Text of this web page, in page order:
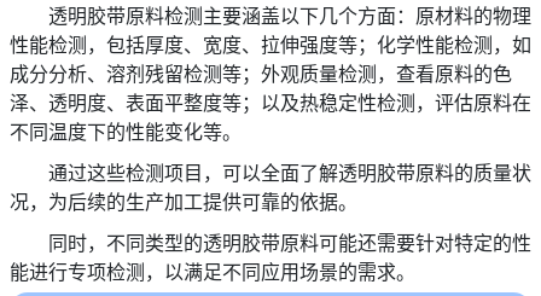
透明胶带原料检测主要涵盖以下几个方面：原材料的物理
性能检测，包括厚度、宽度、拉伸强度等；化学性能检测，如
成分分析、溶剂残留检测等；外观质量检测，查看原料的色
泽、透明度、表面平整度等；以及热稳定性检测，评估原料在
不同温度下的性能变化等。
通过这些检测项目，可以全面了解透明胶带原料的质量状
况，为后续的生产加工提供可靠的依据。
同时，不同类型的透明胶带原料可能还需要针对特定的性
能进行专项检测，以满足不同应用场景的需求。